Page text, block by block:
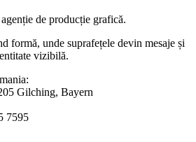
de producție grafică.
formă, unde suprafețele devin mesaje și
vizibilă.
Gilching, Bayern
7595